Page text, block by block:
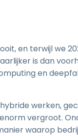
en terwijl we
is dan
en
werken,
vergroot.
waarop